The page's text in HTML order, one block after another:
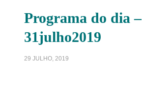
Programa do dia –
31julho2019
29 JULHO, 2019